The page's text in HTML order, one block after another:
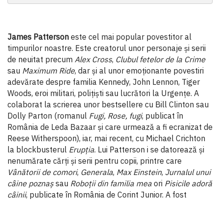
James Patterson este cel mai popular povestitor al
timpurilor noastre. Este creatorul unor personaje și serii
de neuitat precum Alex Cross, Clubul fetelor de la Crime
sau Maximum Ride, dar şi al unor emoţionante povestiri
adevărate despre familia Kennedy, John Lennon, Tiger
Woods, eroi militari, poliţişti sau lucrători la Urgenţe. A
colaborat la scrierea unor bestsellere cu Bill Clinton sau
Dolly Parton (romanul Fugi, Rose, fugi, publicat în
România de Leda Bazaar și care urmează a fi ecranizat de
Reese Witherspoon), iar, mai recent, cu Michael Crichton
la blockbusterul Erupţia. Lui Patterson i se datorează și
nenumărate cărţi și serii pentru copii, printre care
Vânătorii de comori, Generala, Max Einstein, Jurnalul unui
câine poznașsau Roboţii din familia mea ori Pisicile adoră
câinii, publicate în România de Corint Junior. A fost